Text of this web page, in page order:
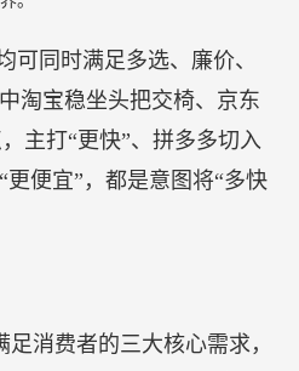
可同时满足多选、廉价、
淘宝稳坐头把交椅、京东
主打“更快”、拼多多切入
便宜”，都是意图将“多快
消费者的三大核心需求，